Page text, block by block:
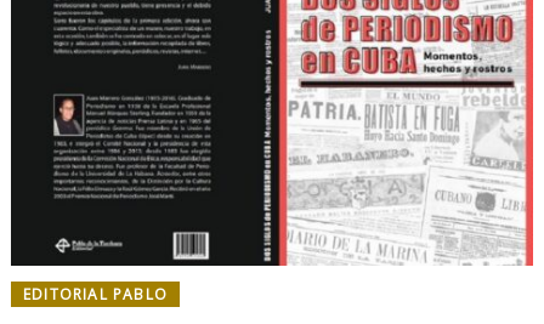
EDITORIAL PABLO